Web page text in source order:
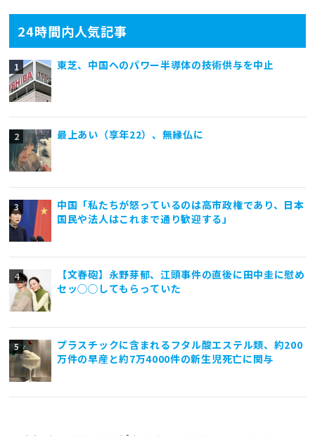
24時間内人気記事
東芝、中国へのパワー半導体の技術供与を中止
最上あい（享年22）、無縁仏に
中国「私たちが怒っているのは高市政権であり、日本
国民や法人はこれまで通り歓迎する」
【文春砲】永野芽郁、江頭事件の直後に田中圭に慰め
セッ◯◯してもらっていた
プラスチックに含まれるフタル酸エステル類、約200
万件の早産と約7万4000件の新生児死亡に関与